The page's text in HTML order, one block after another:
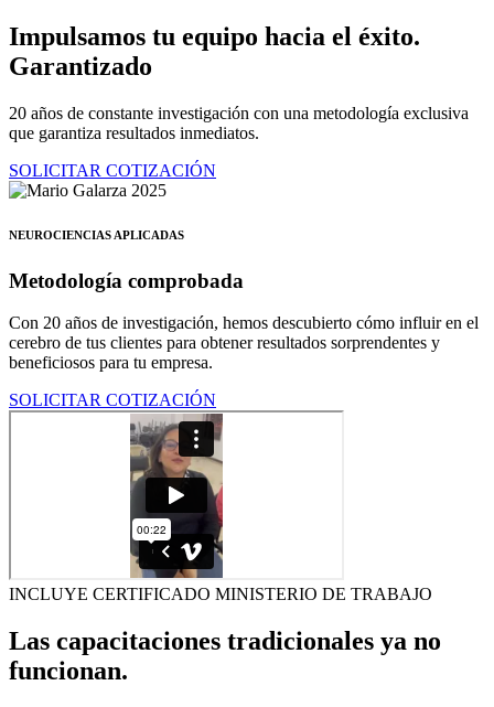
Ir
al
contenido
Impulsamos tu equipo hacia el éxito.
Garantizado
20 años de constante investigación con una metodología exclusiva
que garantiza resultados inmediatos.
SOLICITAR COTIZACIÓN
NEUROCIENCIAS APLICADAS
Metodología comprobada
Con 20 años de investigación, hemos descubierto cómo influir en el
cerebro de tus clientes para obtener resultados sorprendentes y
beneficiosos para tu empresa.
SOLICITAR COTIZACIÓN
INCLUYE CERTIFICADO MINISTERIO DE TRABAJO
Las capacitaciones tradicionales ya no
funcionan.